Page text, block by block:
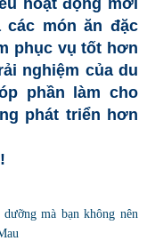
món ăn đặc
phục vụ tốt hơn
nghiệm của du
phần làm cho
phát triển hơn
mà bạn không nên